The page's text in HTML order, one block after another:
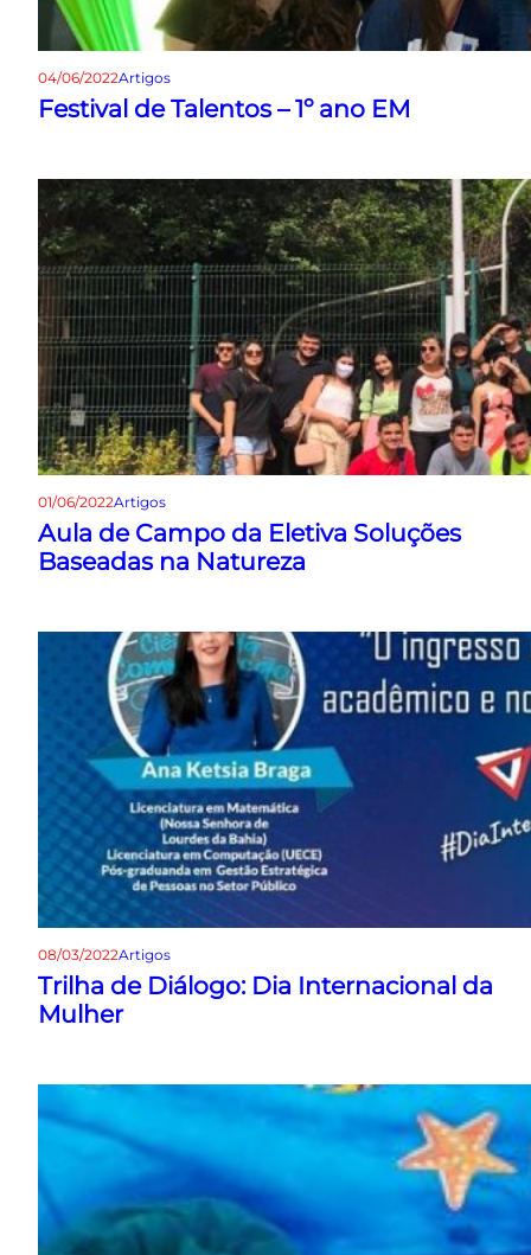
04/06/2022Artigos
Festival de Talentos – 1º ano EM
01/06/2022Artigos
Aula de Campo da Eletiva Soluções
Baseadas na Natureza
08/03/2022Artigos
Trilha de Diálogo: Dia Internacional da
Mulher